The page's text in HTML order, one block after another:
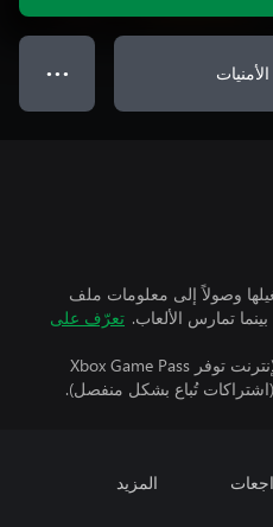
● ● ●
وصولاً إلى معلومات ملف
تعرّف على
تتطلب اللعبة متعددة اللاعبين عبر الإنترنت توفر Xbox Game Pass
المزيد